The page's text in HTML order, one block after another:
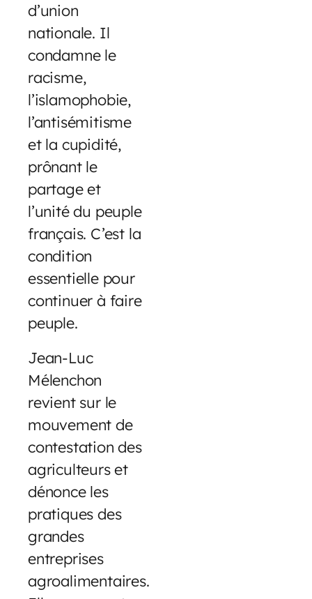
d’union
nationale. Il
condamne le
racisme,
l’islamophobie,
l’antisémitisme
et la cupidité,
prônant le
partage et
l’unité du peuple
français. C’est la
condition
essentielle pour
continuer à faire
peuple.
Jean-Luc
Mélenchon
revient sur le
mouvement de
contestation des
agriculteurs et
dénonce les
pratiques des
grandes
entreprises
agroalimentaires.